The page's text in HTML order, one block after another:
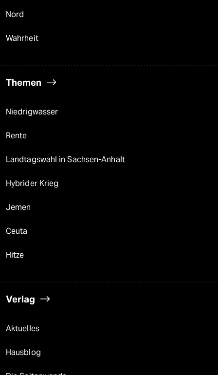
Nord
Wahrheit
Themen
Niedrigwasser
Rente
Landtagswahl in Sachsen-Anhalt
Hybrider Krieg
Jemen
Ceuta
Hitze
Verlag
Aktuelles
Hausblog